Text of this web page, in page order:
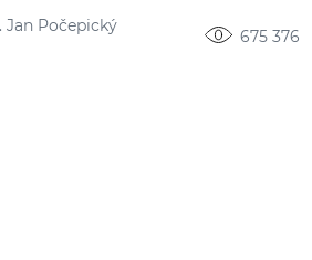
Jan Počepický
675 376